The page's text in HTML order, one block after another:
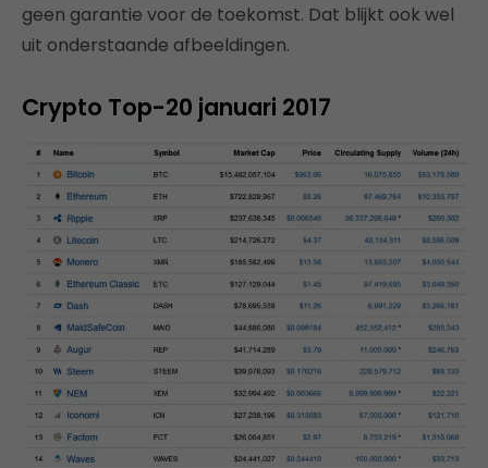
geen garantie voor de toekomst. Dat blijkt ook wel
uit onderstaande afbeeldingen.
Crypto Top-20 januari 2017